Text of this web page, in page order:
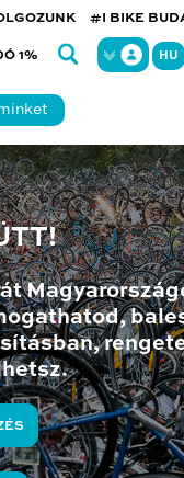
#I BIKE
1% HU